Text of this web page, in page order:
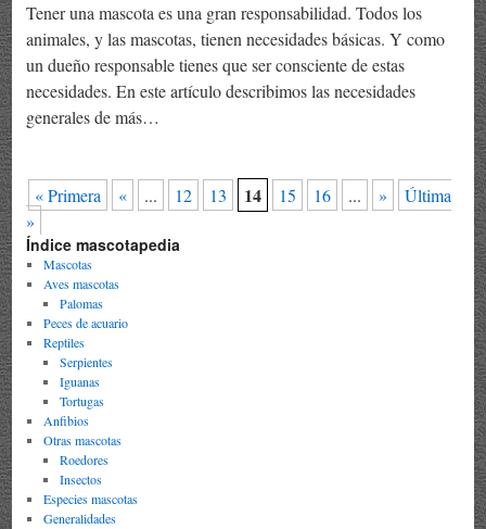
Tener una mascota es una gran responsabilidad. Todos los
animales, y las mascotas, tienen necesidades básicas. Y como
un dueño responsable tienes que ser consciente de estas
necesidades. En este artículo describimos las necesidades
generales de más…
« Primera « ... 12 13 14 15 16 ... »
Última
»
Índice mascotapedia
Mascotas
Aves mascotas
Palomas
Peces de acuario
Reptiles
Serpientes
Iguanas
Tortugas
Anfibios
Otras mascotas
Roedores
Insectos
Especies mascotas
Generalidades